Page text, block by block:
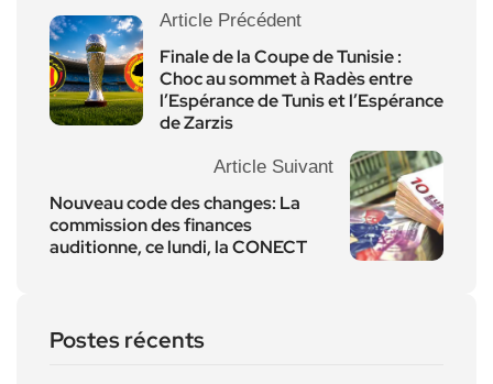
Article Précédent
Finale de la Coupe de Tunisie :
Choc au sommet à Radès entre
l’Espérance de Tunis et l’Espérance
de Zarzis
Article Suivant
Nouveau code des changes: La
commission des finances
auditionne, ce lundi, la CONECT
Postes récents